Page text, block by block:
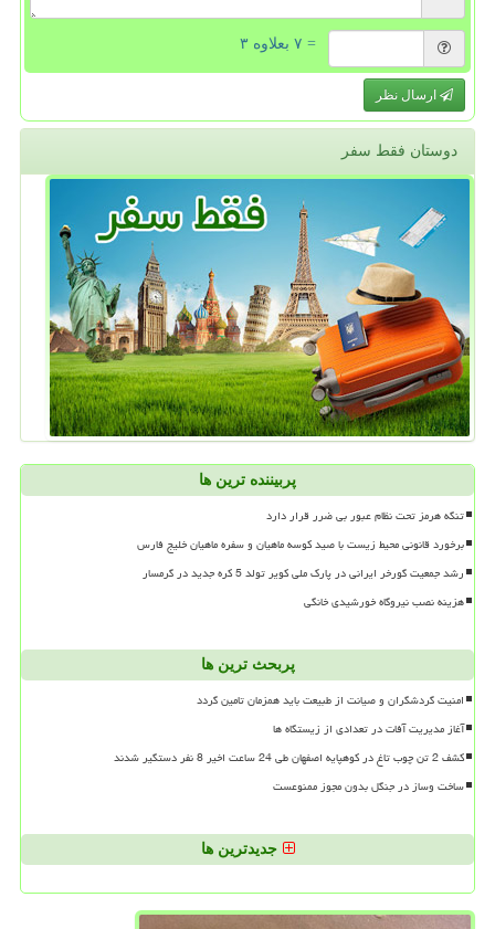
= ۷ بعلاوه ۳
ارسال نظر
دوستان فقط سفر
پربیننده ترین ها
تنگه هرمز تحت نظام عبور بی ضرر قرار دارد
برخورد قانونی محیط زیست با صید کوسه ماهیان و سفره ماهیان خلیج فارس
رشد جمعیت گورخر ایرانی در پارک ملی کویر تولد 5 کره جدید در گرمسار
هزینه نصب نیروگاه خورشیدی خانگی
پربحث ترین ها
امنیت گردشگران و صیانت از طبیعت باید همزمان تامین گردد
آغاز مدیریت آفات در تعدادی از زیستگاه ها
کشف 2 تن چوب تاغ در کوهپایه اصفهان طی 24 ساعت اخیر 8 نفر دستگیر شدند
ساخت وساز در جنگل بدون مجوز ممنوعست
جدیدترین ها